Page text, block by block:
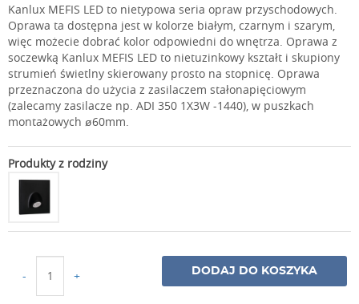
Kanlux MEFIS LED to nietypowa seria opraw przyschodowych.
Oprawa ta dostępna jest w kolorze białym, czarnym i szarym,
więc możecie dobrać kolor odpowiedni do wnętrza. Oprawa z
soczewką Kanlux MEFIS LED to nietuzinkowy kształt i skupiony
strumień świetlny skierowany prosto na stopnicę. Oprawa
przeznaczona do użycia z zasilaczem stałonapięciowym
(zalecamy zasilacze np. ADI 350 1X3W -1440), w puszkach
montażowych ø60mm.
Produkty z rodziny
- + DODAJ DO KOSZYKA